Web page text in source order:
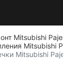
Mitsubishi
Mitsubishi
Mitsubishi